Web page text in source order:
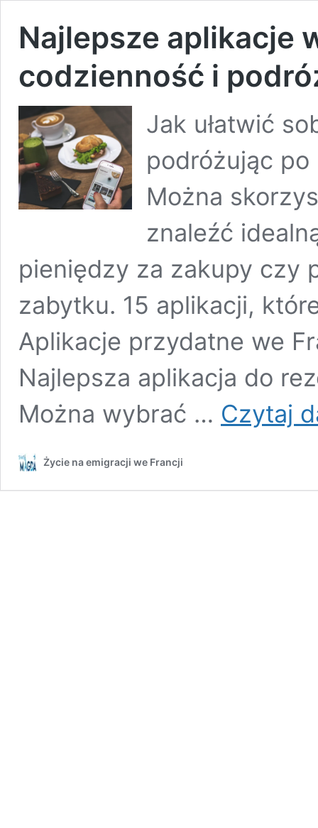
Najlepsze aplikacje
codzienność i
Jak ułatwić
podróżując
Można
znaleźć
pieniędzy za zakupy czy
zabytku. 15 aplikacji,
Aplikacje przydatne we
Najlepsza aplikacja do
Można wybrać … Czytaj
Życie na emigracji we Francji